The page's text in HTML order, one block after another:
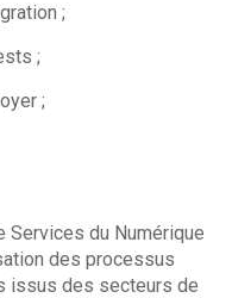
;
;
;
Services du Numérique
des processus
issus des secteurs de